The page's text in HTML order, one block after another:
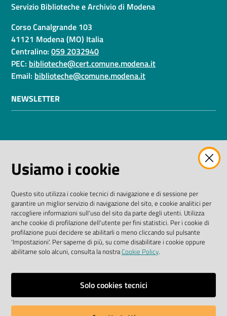
Servizio Biblioteche e Archivio di Modena
Corso Canalgrande 103
41121 Modena (MO) Italia
Centralino: 059 2032940
PEC: biblioteche@cert.comune.modena.it
Email: biblioteche@comune.modena.it
NEWSLETTER
I dati personali pubblicati sono riutilizzabili solo alle
2003/98/CE e dal D. Lgs. n. 36/2006
SEGUICI SU
Facebook Biblioteche
Instagram
TwitterYouTube
Scarica le app
Usiamo i cookie
Questo sito utilizza i cookie tecnici di navigazione e di sessione per
garantire un miglior servizio di navigazione del sito, e cookie analitici per
raccogliere informazioni sull'uso del sito da parte degli utenti. Utilizza
anche cookie di profilazione dell'utente per fini statistici. Per i cookie di
profilazione puoi decidere se abilitarli o meno cliccando sul pulsante
'Impostazioni'. Per saperne di più, su come disabilitare i cookie oppure
abilitarne solo alcuni, consulta la nostraCookie Policy.
Solo cookies tecnici